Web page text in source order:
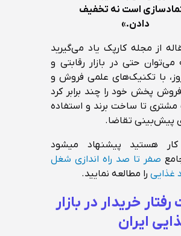
است نه تخفیف
دادن.»
از مجله کارپک یاد می‌گیرید
حتی در بازار رقابتی و
با تکنیک‌های علمی فروش و
فروش پخش خود را چند برابر کرد
تا ساخت برند و استفاده
پیش‌بینی تقاضا.
کار هستید پیشنهاد میشود
صفر تا صد راه اندازی شغل
غذایی را مطالعه نمایید.
خریدار در بازار
ایران